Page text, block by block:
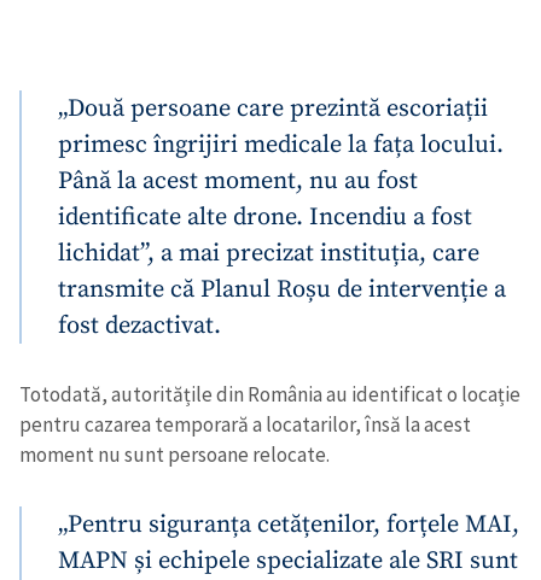
„Două persoane care prezintă escoriații
primesc îngrijiri medicale la fața locului.
Până la acest moment, nu au fost
identificate alte drone. Incendiu a fost
lichidat”, a mai precizat instituția, care
transmite că Planul Roșu de intervenție a
fost dezactivat.
Totodată, autoritățile din România au identificat o locație
pentru cazarea temporară a locatarilor, însă la acest
moment nu sunt persoane relocate.
„Pentru siguranța cetățenilor, forțele MAI,
MAPN și echipele specializate ale SRI sunt